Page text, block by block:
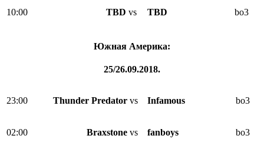
10:00 TBD vs TBD bo3
Южная Америка:
25/26.09.2018.
23:00 Thunder Predator vs Infamous bo3
02:00 Braxstone vs fanboys bo3